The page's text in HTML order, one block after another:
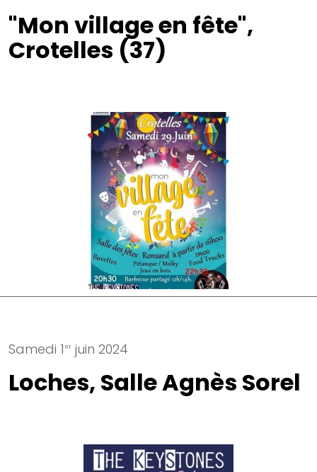
"Mon village en fête",
Crotelles (37)
Samedi 1 er juin 2024
Loches, Salle Agnès Sorel